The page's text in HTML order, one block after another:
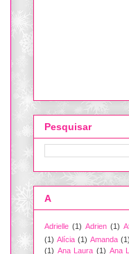
Pesquisar
A
Adrielle (1) Adrien (1)
(1) Alícia (1) Amanda (1)
(1) Ana Laura (1) Ana